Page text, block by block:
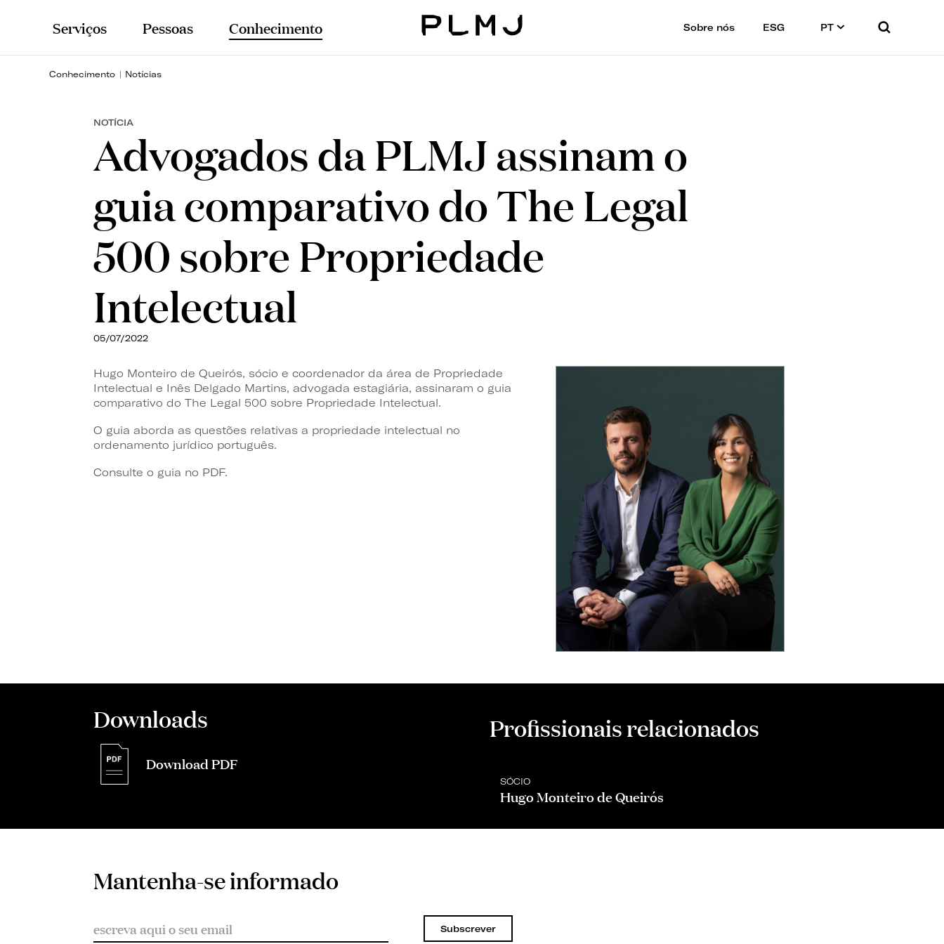
PLMJ
Serviços Pessoas Conhecimento Sobre nós ESG PT
Conhecimento Notícias
NOTÍCIA
Advogados da PLMJ assinam o
guia comparativo do The Legal
500 sobre Propriedade
Intelectual
05/07/2022
Hugo Monteiro de Queirós, sócio e coordenador da área de Propriedade
Intelectual e Inês Delgado Martins, advogada estagiária, assinaram o guia
comparativo do The Legal 500 sobre Propriedade Intelectual.
O guia aborda as questões relativas a propriedade intelectual no
ordenamento jurídico português.
Consulte o guia no PDF.
Downloads
Download PDF
Profissionais relacionados
SÓCIO
Hugo Monteiro de Queirós
Mantenha-se informado
Subscrever